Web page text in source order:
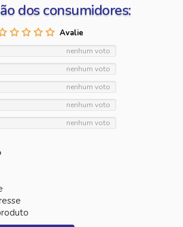
dos consumidores:
nenhum voto
nenhum voto
nenhum voto
nenhum voto
nenhum voto